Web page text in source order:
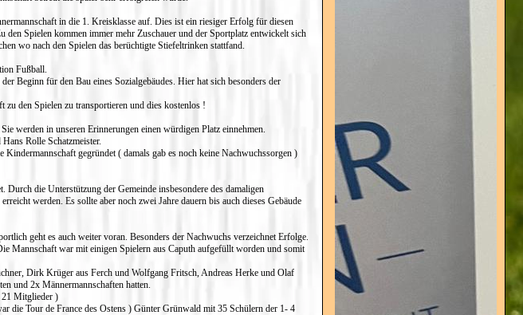
in die 1. Kreisklasse auf. Dies ist ein riesiger Erfolg für diesen
Spielen kommen immer mehr Zuschauer und der Sportplatz entwickelt sich
wo nach den Spielen das berüchtigte Stiefeltrinken stattfand.
Fußball.
Beginn für den Bau eines Sozialgebäudes. Hier hat sich besonders der
zu den Spielen zu transportieren und dies kostenlos !
werden in unseren Erinnerungen einen würdigen Platz einnehmen.
Rolle Schatzmeister.
gegründet ( damals gab es noch keine Nachwuchssorgen )
die Unterstützung der Gemeinde insbesondere des damaligen
werden. Es sollte aber noch zwei Jahre dauern bis auch dieses Gebäude
geht es auch weiter voran. Besonders der Nachwuchs verzeichnet Erfolge.
Mannschaft war mit einigen Spielern aus Caputh aufgefüllt worden und somit
Dirk Krüger aus Ferch und Wolfgang Fritsch, Andreas Herke und Olaf
und 2x Männermannschaften hatten.
21 Mitglieder )
die Tour de France des Ostens ) Günter Grünwald mit 35 Schülern der 1- 4